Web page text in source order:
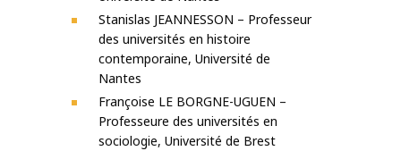
Stanislas JEANNESSON – Professeur
des universités en histoire
contemporaine, Université de
Nantes
Françoise LE BORGNE-UGUEN –
Professeure des universités en
sociologie, Université de Brest